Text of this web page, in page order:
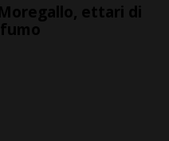
ettari di